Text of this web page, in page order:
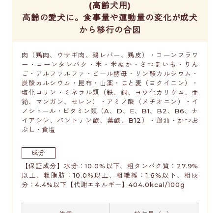
(高齢犬用)
高齢の愛犬に。食事量や運動量の変化が成犬
から移行の合図
肉（鶏肉、ウサギ肉、鶏レバー、鶏皮）・コーンフラワ
ー・コーンタンパク・米・米ぬか・さつまいも・りん
ご・アルファルファ・ビール酵母・リン酸カルシウム・
炭酸カルシウム・昆布・山薬・はと麦（ヨクイニン）・
塩化コリン・ミネラル類（鉄、銅、ヨウ化カリウム、亜
鉛、マンガン、セレン）・アミノ酸（メチオニン）・イ
ノシトール・ビタミン類（A、D、E、B1、B2、B6、ナ
イアシン、パントテン酸、葉酸、B12）・鶏油・かつお
ぶし・食塩
成分
【保証成分】水分：10.0%以下、粗タンパク質：27.9%
以上、粗脂肪：10.0%以上、粗繊維：1.6%以下、粗灰
分：4.4%以下【代謝エネルギー】404.0kcal/100g